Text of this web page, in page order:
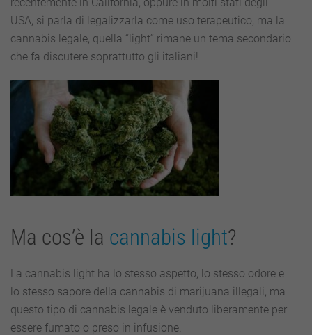
USA, si parla di legalizzarla come uso terapeutico, ma la
cannabis legale, quella “light” rimane un tema secondario
che fa discutere soprattutto gli italiani!
Ma cos’è la cannabis light?
La cannabis light ha lo stesso aspetto, lo stesso odore e
lo stesso sapore della cannabis di marijuana illegali, ma
questo tipo di cannabis legale è venduto liberamente per
essere fumato o preso in infusione.